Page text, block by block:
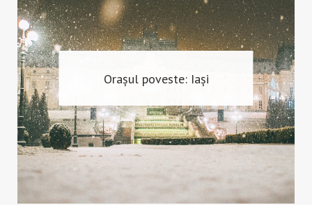
Orașul poveste: Iași